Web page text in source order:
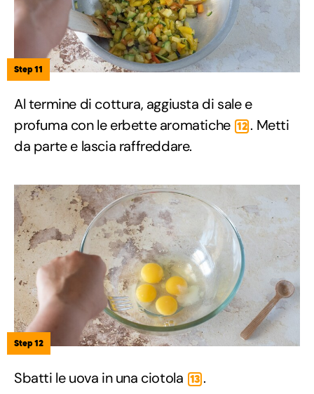
Step 11
Al termine di cottura, aggiusta di sale e
profuma con le erbette aromatiche 12 . Metti
da parte e lascia raffreddare.
Step 12
Sbatti le uova in una ciotola 13 .